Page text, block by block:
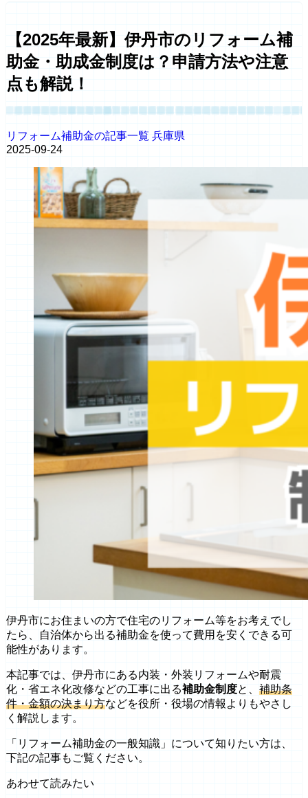
【2025年最新】伊丹市のリフォーム補
助金・助成金制度は？申請方法や注意
点も解説！
リフォーム補助金の記事一覧 兵庫県
2025-09-24
伊丹市にお住まいの方で住宅のリフォーム等をお考えでし
たら、自治体から出る補助金を使って費用を安くできる可
能性があります。
本記事では、伊丹市にある内装・外装リフォームや耐震
化・省エネ化改修などの工事に出る補助金制度と、 補助条
件・金額の決まり方などを役所・役場の情報よりもやさし
く解説します。
「リフォーム補助金の一般知識」について知りたい方は、
下記の記事もご覧ください。
あわせて読みたい